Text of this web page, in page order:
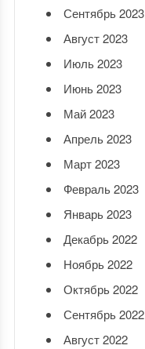
Сентябрь 2023
Август 2023
Июль 2023
Июнь 2023
Май 2023
Апрель 2023
Март 2023
Февраль 2023
Январь 2023
Декабрь 2022
Ноябрь 2022
Октябрь 2022
Сентябрь 2022
Август 2022